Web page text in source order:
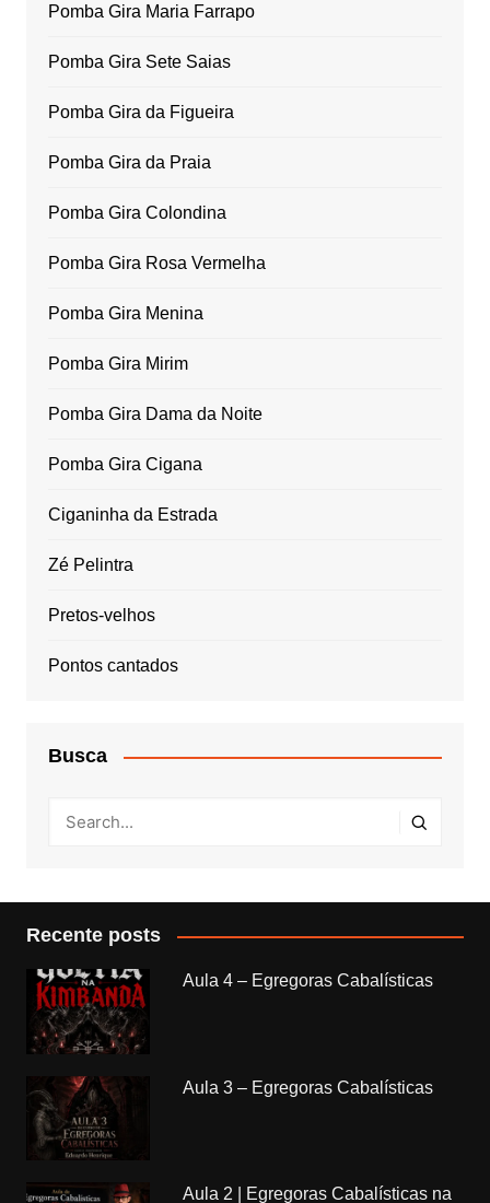
Pomba Gira Maria Farrapo
Pomba Gira Sete Saias
Pomba Gira da Figueira
Pomba Gira da Praia
Pomba Gira Colondina
Pomba Gira Rosa Vermelha
Pomba Gira Menina
Pomba Gira Mirim
Pomba Gira Dama da Noite
Pomba Gira Cigana
Ciganinha da Estrada
Zé Pelintra
Pretos-velhos
Pontos cantados
Busca
Recente posts
Aula 4 – Egregoras Cabalísticas
Aula 3 – Egregoras Cabalísticas
Aula 2 | Egregoras Cabalísticas na